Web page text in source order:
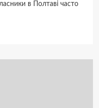
в Полтаві часто